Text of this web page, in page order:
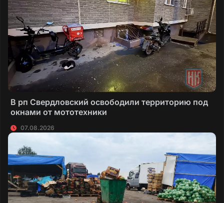
В рп Свердловский освободили территорию под
окнами от мототехники
07.08.2026